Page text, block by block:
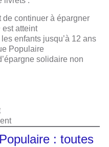
de continuer à épargner
est atteint
enfants jusqu’à 12 ans
Populaire
solidaire non
: toutes